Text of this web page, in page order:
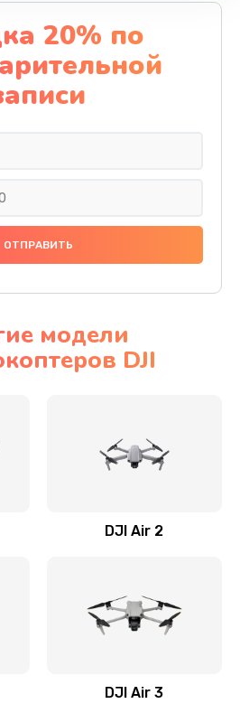
20% по
модели
DJI
DJI Air 2
DJI Air 3